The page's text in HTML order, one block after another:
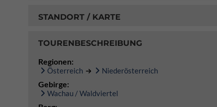
STANDORT / KARTE
TOURENBESCHREIBUNG
Regionen:
Österreich Niederösterreich
Gebirge:
Wachau / Waldviertel